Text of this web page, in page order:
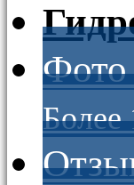
Более